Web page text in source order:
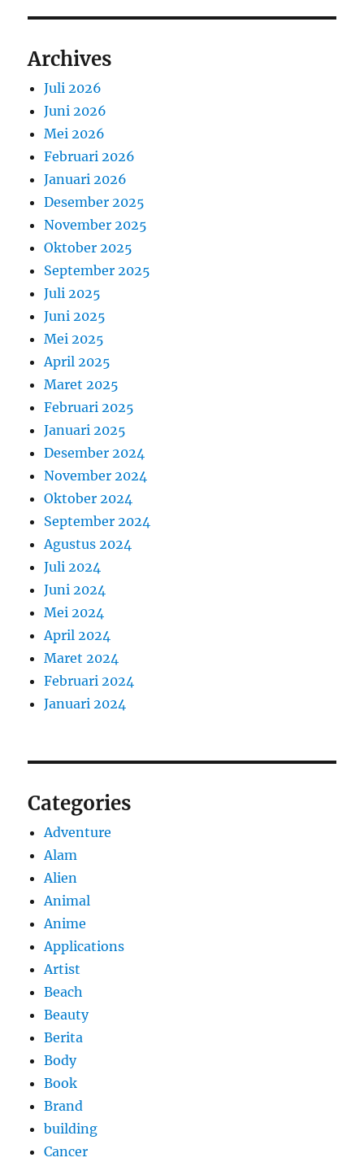
Archives
Juli 2026
Juni 2026
Mei 2026
Februari 2026
Januari 2026
Desember 2025
November 2025
Oktober 2025
September 2025
Juli 2025
Juni 2025
Mei 2025
April 2025
Maret 2025
Februari 2025
Januari 2025
Desember 2024
November 2024
Oktober 2024
September 2024
Agustus 2024
Juli 2024
Juni 2024
Mei 2024
April 2024
Maret 2024
Februari 2024
Januari 2024
Categories
Adventure
Alam
Alien
Animal
Anime
Applications
Artist
Beach
Beauty
Berita
Body
Book
Brand
building
Cancer